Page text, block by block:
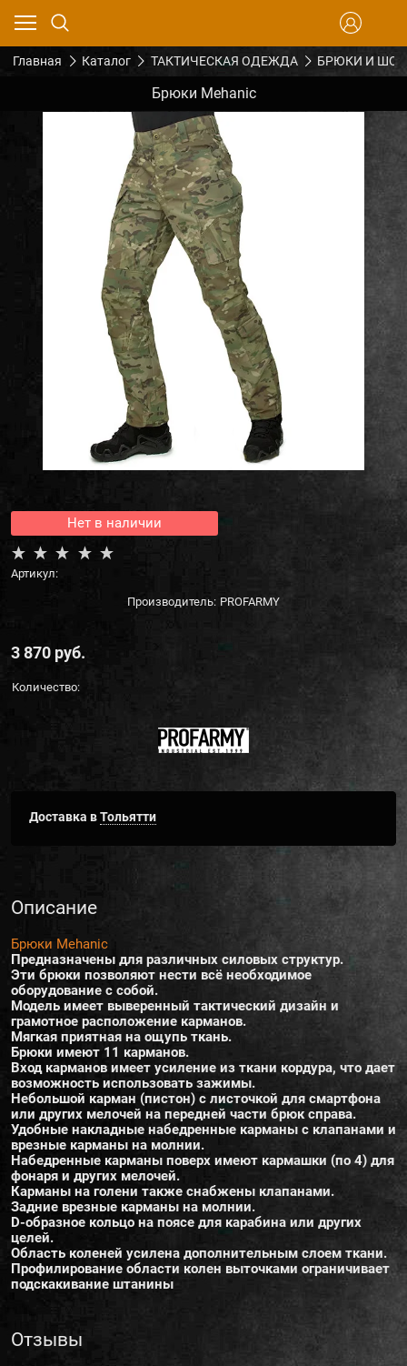
Главная Каталог ТАКТИЧЕСКАЯ ОДЕЖДА БРЮКИ И
Брюки Mehanic
Нет в наличии
Артикул:
Производитель: PROFARMY
3 870 руб.
Количество:
Доставка вТольятти
Описание
Брюки Mehanic
Предназначены для различных силовых структур.
Эти брюки позволяют нести всё необходимое
оборудование с собой.
Модель имеет выверенный тактический дизайн и
грамотное расположение карманов.
Мягкая приятная на ощупь ткань.
Брюки имеют 11 карманов.
Вход карманов имеет усиление из ткани кордура, что дает
возможность использовать зажимы.
Небольшой карман (пистон) с листочкой для смартфона
или других мелочей на передней части брюк справа.
Удобные накладные набедренные карманы с клапанами и
врезные карманы на молнии.
Набедренные карманы поверх имеют кармашки (по 4) для
фонаря и других мелочей.
Карманы на голени также снабжены клапанами.
Задние врезные карманы на молнии.
D-образное кольцо на поясе для карабина или других
целей.
Область коленей усилена дополнительным слоем ткани.
Профилирование области колен выточками ограничивает
подскакивание штанины
Отзывы